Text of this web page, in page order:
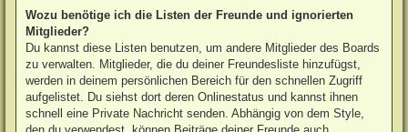
Wozu benötige ich die Listen der Freunde und ignorierten
Mitglieder?
Du kannst diese Listen benutzen, um andere Mitglieder des Boards
zu verwalten. Mitglieder, die du deiner Freundesliste hinzufügst,
werden in deinem persönlichen Bereich für den schnellen Zugriff
aufgelistet. Du siehst dort deren Onlinestatus und kannst ihnen
schnell eine Private Nachricht senden. Abhängig von dem Style,